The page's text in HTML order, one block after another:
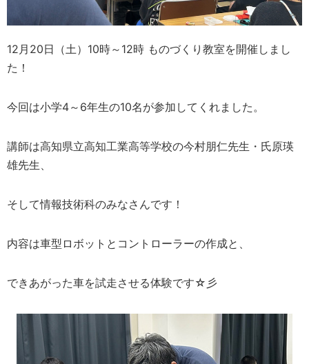
12月20日（土）10時～12時 ものづくり教室を開催しまし
た！
今回は小学4～6年生の10名が参加してくれました。
講師は高知県立高知工業高等学校の今村朋仁先生・氏原瑛
雄先生、
そして情報技術科のみなさんです！
内容は車型ロボットとコントローラーの作成と、
できあがった車を試走させる体験です☆彡